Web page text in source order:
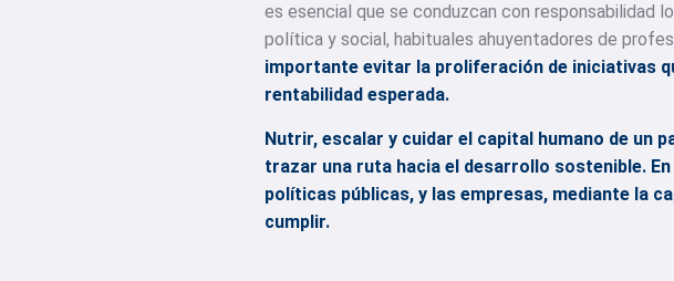
es esencial que se conduzcan con responsabilidad
política y social, habituales ahuyentadores de
importante evitar la proliferación de iniciativas
rentabilidad esperada.
Nutrir, escalar y cuidar el capital humano de un
trazar una ruta hacia el desarrollo sostenible.
políticas públicas, y las empresas, mediante la
cumplir.